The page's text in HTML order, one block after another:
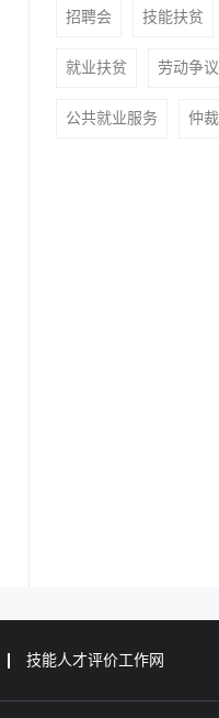
招聘会 技能扶贫
就业扶贫 劳动争议
公共就业服务 仲裁
技能人才评价工作网